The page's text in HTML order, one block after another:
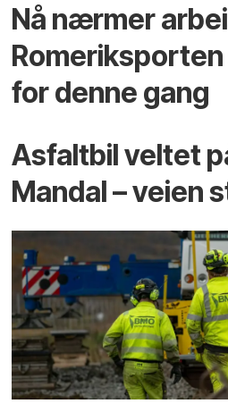
Nå nærmer
for denne gang
Asfaltbil veltet
Mandal – veien